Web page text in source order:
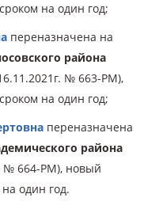
на один год;
переназначена на
района
№ 663-РМ),
на один год;
переназначена
района
№ 664-РМ), новый
один год.